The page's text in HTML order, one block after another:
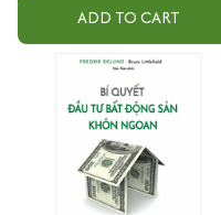
ADD TO CART